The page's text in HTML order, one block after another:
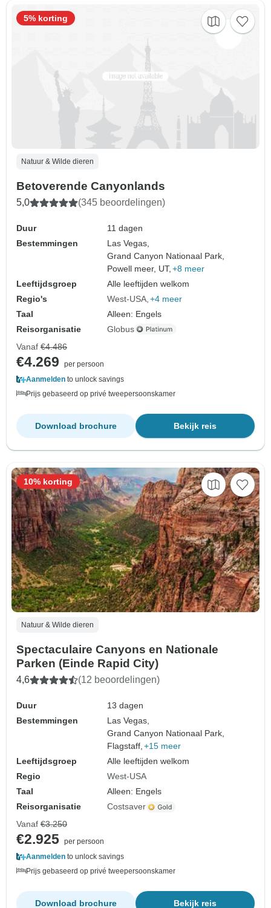
Natuur & Wilde dieren
Betoverende Canyonlands
5,0 (345 beoordelingen)
Duur
11 dagen
Bestemmingen
Las Vegas,
Grand Canyon Nationaal Park,
Powell meer, UT, +8 meer
Leeftijdsgroep
Alle leeftijden welkom
Regio's
West-USA +4 meer
Taal
Alleen: Engels
Reisorganisatie
Globus
5% korting
Vanaf €4.486
€4.269
per persoon
Aanmelden to unlock savings
Prijs gebaseerd op privé tweepersoonskamer
Bekijk reis
Download brochure
Natuur & Wilde dieren
Spectaculaire Canyons en Nationale
Parken (Einde Rapid City)
4,6 (12 beoordelingen)
Duur
13 dagen
Bestemmingen
Las Vegas,
Grand Canyon Nationaal Park,
Flagstaff, +15 meer
Leeftijdsgroep
Alle leeftijden welkom
Regio
West-USA
Taal
Alleen: Engels
Reisorganisatie
Costsaver
10% korting
Vanaf €3.250
€2.925 per persoon
Aanmelden to unlock savings
Prijs gebaseerd op privé tweepersoonskamer
Bekijk reis
Download brochure